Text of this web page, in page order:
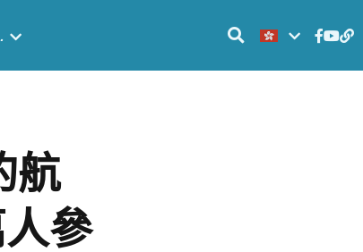
航
參